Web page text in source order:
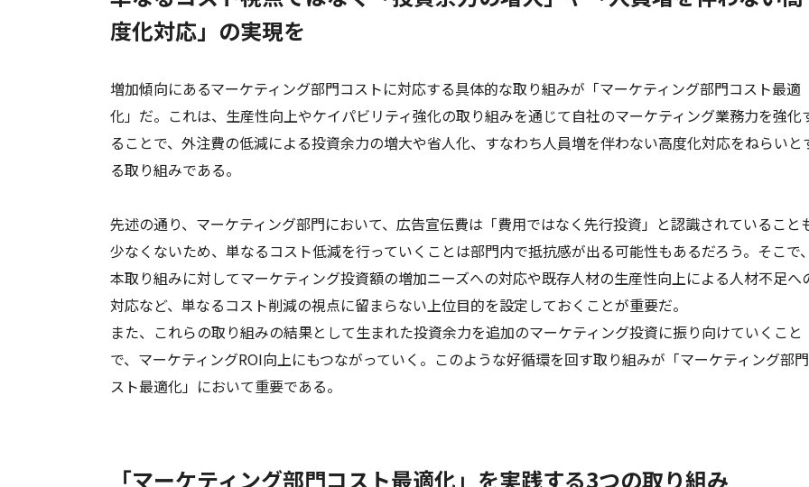
度化対応」の実現を
増加傾向にあるマーケティング部門コストに対応する具体的な取り組みが「マーケティング部門コスト最適
化」だ。これは、生産性向上やケイパビリティ強化の取り組みを通じて自社のマーケティング業務力を強化
ることで、外注費の低減による投資余力の増大や省人化、すなわち人員増を伴わない高度化対応をねらいと
る取り組みである。
先述の通り、マーケティング部門において、広告宣伝費は「費用ではなく先行投資」と認識されていること
少なくないため、単なるコスト低減を行っていくことは部門内で抵抗感が出る可能性もあるだろう。そこで
本取り組みに対してマーケティング投資額の増加ニーズへの対応や既存人材の生産性向上による人材不足へ
対応など、単なるコスト削減の視点に留まらない上位目的を設定しておくことが重要だ。
また、これらの取り組みの結果として生まれた投資余力を追加のマーケティング投資に振り向けていくこと
で、マーケティングROI向上にもつながっていく。このような好循環を回す取り組みが「マーケティング部
スト最適化」において重要である。
「マーケティング部門コスト最適化」を実践する3つの取り組み